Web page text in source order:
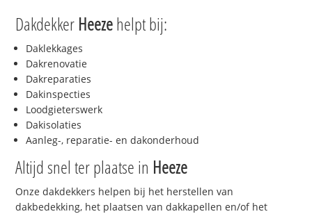
Dakdekker Heezehelpt bij:
Daklekkages
Dakrenovatie
Dakreparaties
Dakinspecties
Loodgieterswerk
Dakisolaties
Aanleg-, reparatie- en dakonderhoud
Altijd snel ter plaatse in Heeze
Onze dakdekkers helpen bij het herstellen van
dakbedekking, het plaatsen van dakkapellen en/of het